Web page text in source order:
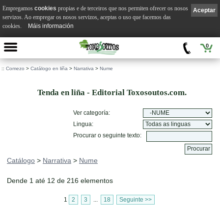
0
:: Comezo > Catálogo en liña > Narrativa > Nume
Tenda en liña - Editorial Toxosoutos.com.
Ver categoría:
Lingua:
Procurar o seguinte texto:
Catálogo > Narrativa > Nume
Dende 1 até 12 de 216 elementos
1 2 3 ... 18 Seguinte >>
Aceptar
Empregamos cookies propias e de terceiros que nos permiten ofrecer os nosos
servizos. Ao empregar os nosos servizos, aceptas o uso que facemos das
cookies.
Máis información